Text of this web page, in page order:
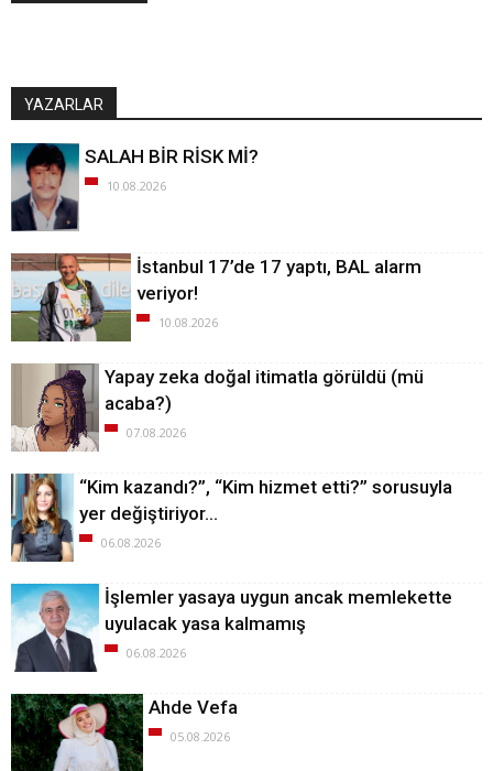
YAZARLAR
SALAH BİR RİSK Mİ?
10.08.2026
İstanbul 17’de 17 yaptı, BAL alarm
veriyor!
10.08.2026
Yapay zeka doğal itimatla görüldü (mü
acaba?)
07.08.2026
“Kim kazandı?”, “Kim hizmet etti?” sorusuyla
yer değiştiriyor…
06.08.2026
İşlemler yasaya uygun ancak memlekette
uyulacak yasa kalmamış
06.08.2026
Ahde Vefa
05.08.2026